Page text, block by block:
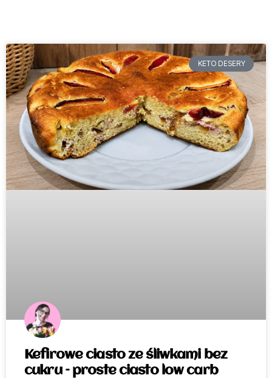
KETO DESERY
Kefirowe ciasto ze śliwkami bez
cukru – proste ciasto low carb